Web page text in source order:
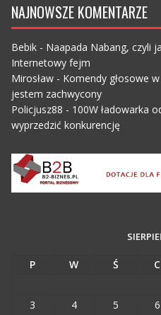
NAJNOWSZE KOMENTARZE
Bebik- Naapada Nabang, czyli
Internetowy fejm
Mirosław- Komendy głosowe
jestem zachwycony
Policjusz88 - 100W ładowarka
wyprzedzić konkurencję
P W Ś C
3
4 5 6